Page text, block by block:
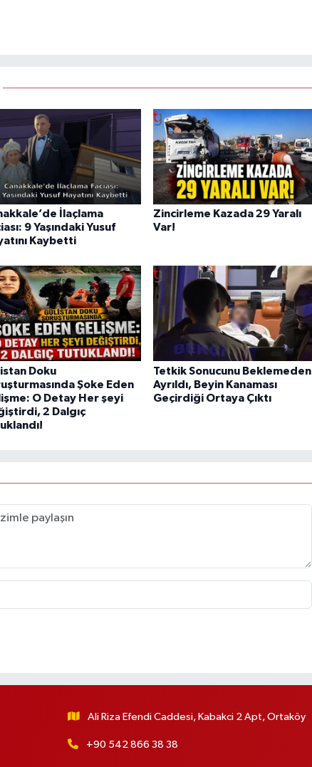
İlaçlama
9 Yaşındaki Yusuf
Kaybetti
Zincirleme Kazada 29 Yaralı
Var!
Doku
Şoke Eden
O Detay Her şeyi
2 Dalgıç
Tetkik Sonucunu Beklemeden
Ayrıldı, Beyin Kanaması
Geçirdiği Ortaya Çıktı
Ali Riza Efendi Caddesi, Kabakci 2 Apt, Ortaköy
+90 542 866 38 38